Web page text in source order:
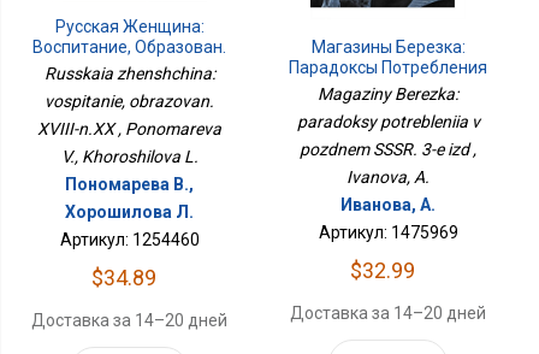
Русская Женщина:
Воспитание, Образован.
XVIII-Н.XX
Russkaia zhenshchina:
vospitanie, obrazovan.
XVIII-n.XX , Ponomareva
V., Khoroshilova L.
Пономарева В.,
Хорошилова Л.
Артикул: 1254460
$34.89
Доставка за 14–20 дней
Магазины Березка:
Парадоксы Потребления
В Позднем СССР. 3-Е Изд
Magaziny Berezka:
paradoksy potrebleniia v
pozdnem SSSR. 3-e izd ,
Ivanova, A.
Иванова, А.
Артикул: 1475969
$32.99
Доставка за 14–20 дней